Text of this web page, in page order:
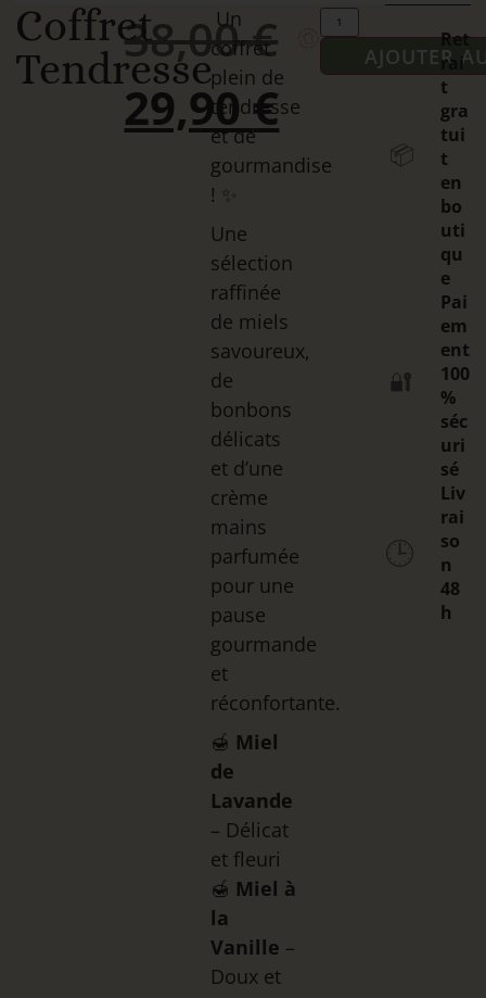
Coffret
Tendresse
38,00€
29,90€
Un
coffret
plein de
tendresse
et de
gourmandise
! ✨
Une
sélection
raffinée
de miels
savoureux,
de
bonbons
délicats
et d’une
crème
mains
parfumée
pour une
pause
gourmande
et
réconfortante.
🍯 Miel
de
Lavande
– Délicat
et fleuri
🍯 Miel à
la
Vanille –
Doux et
AJOUTER
📦
Ret
rai
t
gra
tui
t
en
bo
uti
qu
e
🔐
Pai
em
ent
100
%
séc
uri
sé
🕒
Liv
rai
so
n
48
h